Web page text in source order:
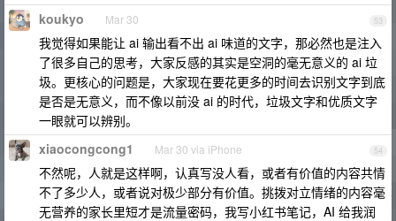
53
koukyo Mar 30
我觉得如果能让 ai 输出看不出 ai 味道的文字，那必然也是注入
了很多自己的思考，大家反感的其实是空洞的毫无意义的 ai 垃
圾。更核心的问题是，大家现在要花更多的时间去识别文字到底
是否是无意义，而不像以前没 ai 的时代，垃圾文字和优质文字
一眼就可以辨别。
54
xiaocongcong1 Mar 30 via iPhone
不然呢，人就是这样啊，认真写没人看，或者有价值的内容共情
不了多少人，或者说对极少部分有价值。挑拨对立情绪的内容毫
无营养的家长里短才是流量密码，我写小红书笔记，AI 给我润